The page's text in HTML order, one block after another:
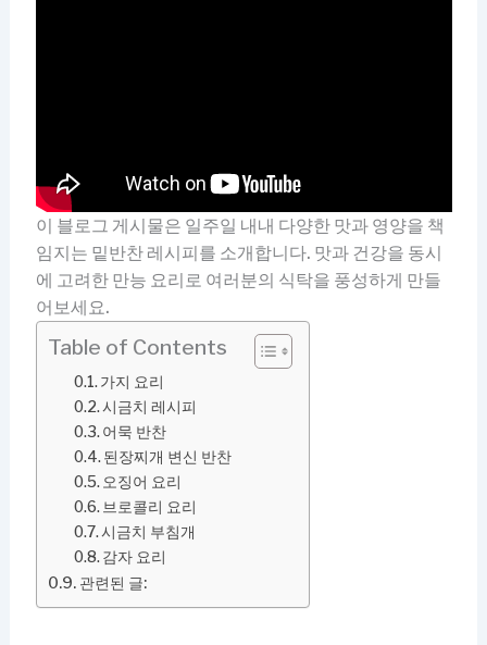
이 블로그 게시물은 일주일 내내 다양한 맛과 영양을 책
임지는 밑반찬 레시피를 소개합니다. 맛과 건강을 동시
에 고려한 만능 요리로 여러분의 식탁을 풍성하게 만들
어보세요.
Table of Contents
가지 요리
시금치 레시피
어묵 반찬
된장찌개 변신 반찬
오징어 요리
브로콜리 요리
시금치 부침개
감자 요리
관련된 글: